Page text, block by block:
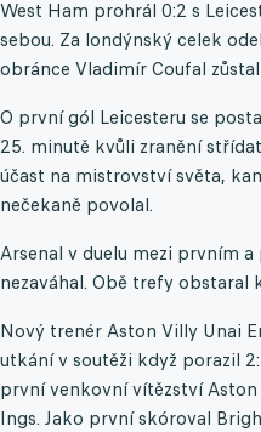
West Ham prohrál 0:2 s
sebou. Za londýnský celek
obránce Vladimír Coufal
O první gól Leicesteru se
25. minutě kvůli zranění
účast na mistrovství světa,
nečekaně povolal.
Arsenal v duelu mezi prvním
nezaváhal. Obě trefy obstaral
Nový trenér Aston Villy Unai
utkání v soutěži když porazil
první venkovní vítězství Aston
Ings. Jako první skóroval